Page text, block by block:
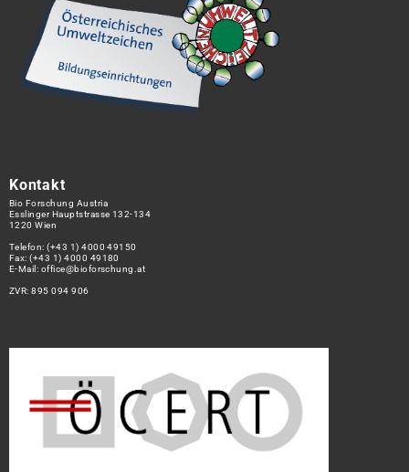
Kontakt
Bio Forschung Austria
Esslinger Hauptstrasse 132-134
1220 Wien
Telefon:(+43 1) 4000 49150
Fax: (+43 1) 4000 49180
E-Mail: office@bioforschung.at
ZVR: 895 094 906